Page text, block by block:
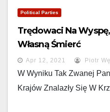
Political Parties
Trędowaci Na
Własną Śmierć
Apr 12, 2021 Piotr
W Wyniku Tak Zwanej
Krajów Znalazły Się W